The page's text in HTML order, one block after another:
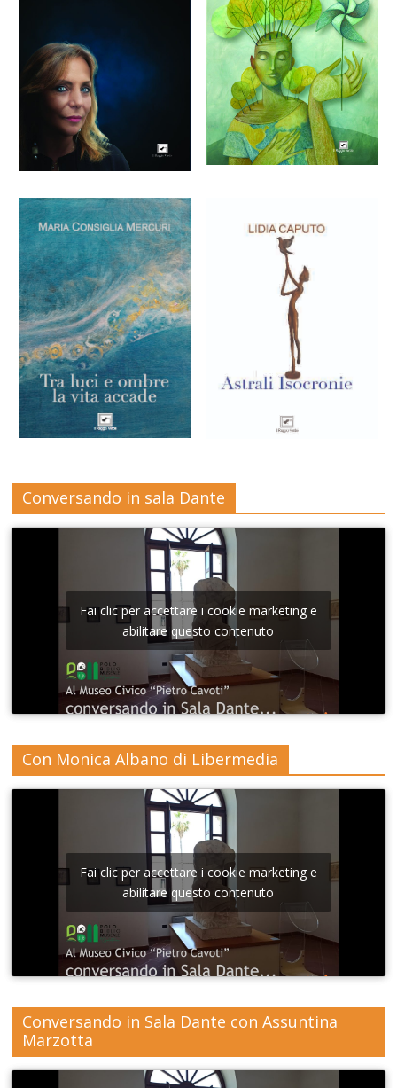
Conversando in sala Dante
Fai clic per accettare i cookie marketing e
abilitare questo contenuto
Con Monica Albano di Libermedia
Fai clic per accettare i cookie marketing e
abilitare questo contenuto
Conversando in Sala Dante con Assuntina
Marzotta